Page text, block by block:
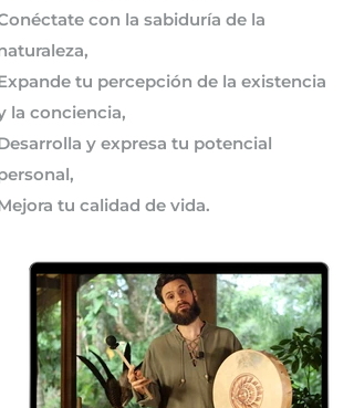
con la sabiduría de la
tu percepción de la existencia
la conciencia,
y expresa tu potencial
tu calidad de vida.